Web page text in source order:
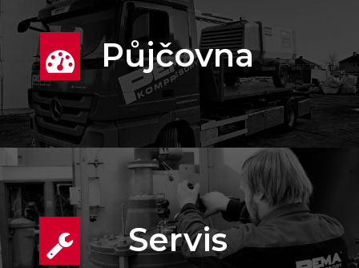
Půjčovna
Servis